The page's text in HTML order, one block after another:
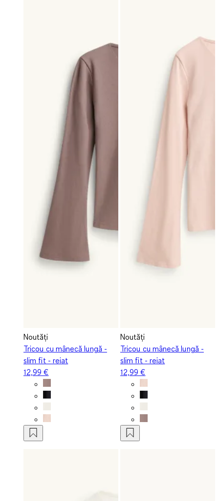
Noutăți
Tricou cu mânecă lungă -
slim fit - reiat
12,99 €
Noutăți
Tricou cu mânecă lungă -
slim fit - reiat
12,99 €